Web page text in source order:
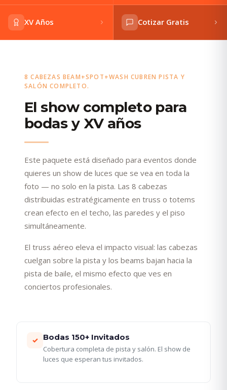
XV Años Cotizar Gratis
8 CABEZAS BEAM+SPOT+WASH CUBREN PISTA Y
SALÓN COMPLETO.
El show completo para
bodas y XV años
Este paquete está diseñado para eventos donde
quieres un show de luces que se vea en toda la
foto — no solo en la pista. Las 8 cabezas
distribuidas estratégicamente en truss o totems
crean efecto en el techo, las paredes y el piso
simultáneamente.
El truss aéreo eleva el impacto visual: las cabezas
cuelgan sobre la pista y los beams bajan hacia la
pista de baile, el mismo efecto que ves en
conciertos profesionales.
✓ Bodas 150+ Invitados
Cobertura completa de pista y salón. El show de
luces que esperan tus invitados.